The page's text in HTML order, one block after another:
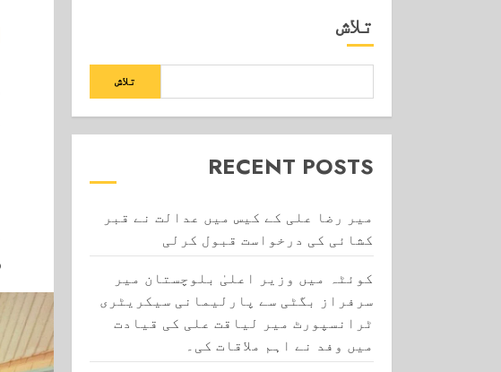
تلاش
تلاش
RECENT POSTS
میر رضا علی کے کیس میں عدالت نے قبر
کشائی کی درخواست قبول کرلی
کوئٹہ میں وزیر اعلیٰ بلوچستان میر
سرفراز بگٹی سے پارلیمانی سیکریٹری
ٹرانسپورٹ میر لیاقت علی کی قیادت
میں وفد نے اہم ملاقات کی۔